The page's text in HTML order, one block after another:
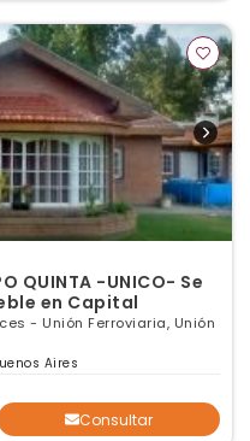
QUINTA -UNICO- Se
en Capital
- Unión Ferroviaria, Unión
Aires
Consultar